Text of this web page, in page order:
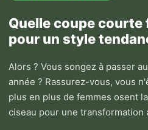
Quelle coupe courte
pour un style
Alors ? Vous songez à passer
année ? Rassurez-vous, vous
plus en plus de femmes osent
ciseau pour une transformation